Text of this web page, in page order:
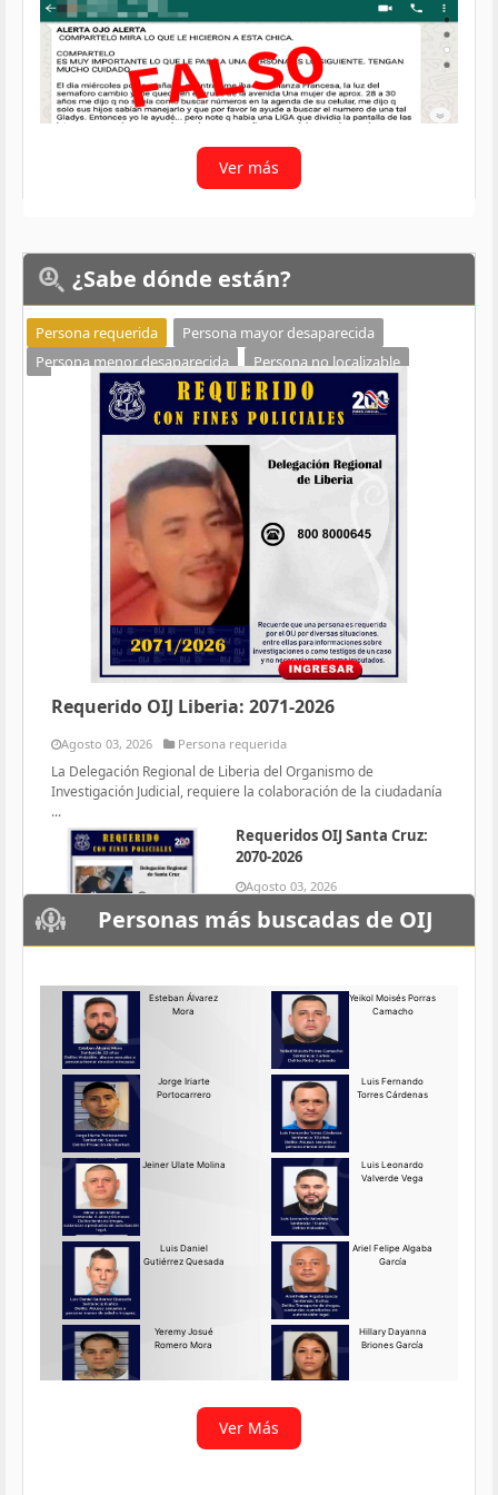
Ver más
¿Sabe dónde están?
Persona requerida
Persona mayor desaparecida
Persona menor desaparecida
Persona no localizable
Requerido OIJ Liberia: 2071-2026
Agosto 03, 2026 Persona requerida
La Delegación Regional de Liberia del Organismo de
Investigación Judicial, requiere la colaboración de la ciudadanía
...
Requeridos OIJ Santa Cruz:
2070-2026
Agosto 03, 2026
Persona requerida
La Delegación Regional de Santa
Requerido OIJ Puntarenas:
2069-2026
Agosto 03, 2026
Persona requerida
La Delegación Regional de
Puntarenas del Organismo de
Investigación
Ver más
Personas más buscadas de OIJ
Ver Más